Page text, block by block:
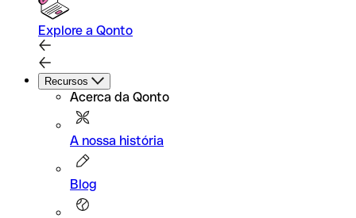
Explore a Qonto
Recursos
Acerca da Qonto
A nossa história
Blog